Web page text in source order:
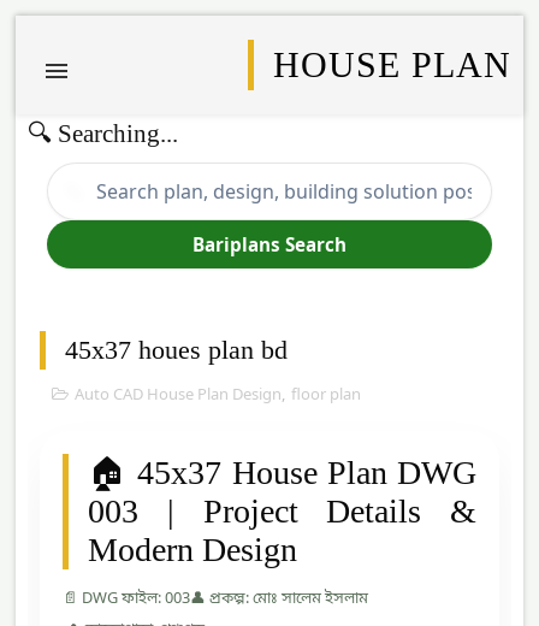
HOUSE PLAN
🔍 Searching...
Bariplans Search
45x37 houes plan bd
Auto CAD House Plan Design, floor plan
🏠 45x37 House Plan DWG
003 | Project Details &
Modern Design
📄 DWG ফাইল: 003👤 প্রকল্প: মোঃ সালেম ইসলাম